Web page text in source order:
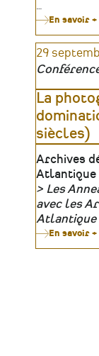
…
En savoir +
29
La
siècles)
Lieu
Archives
Atlantique
Les
avec les
Atlantique
En savoir +